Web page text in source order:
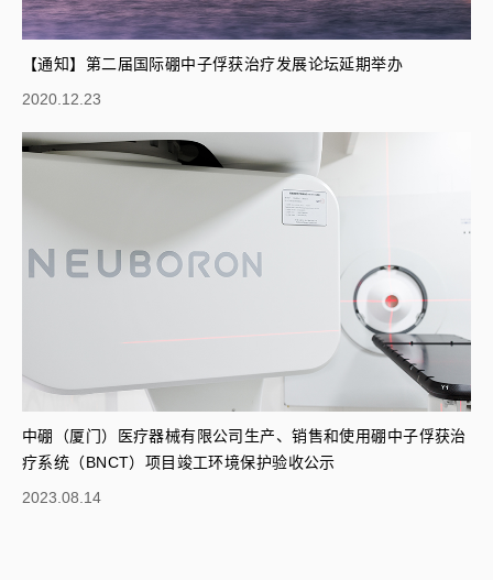
【通知】第二届国际硼中子俘获治疗发展论坛延期举办
2020.12.23
中硼（厦门）医疗器械有限公司生产、销售和使用硼中子俘获治
疗系统（BNCT）项目竣工环境保护验收公示
2023.08.14